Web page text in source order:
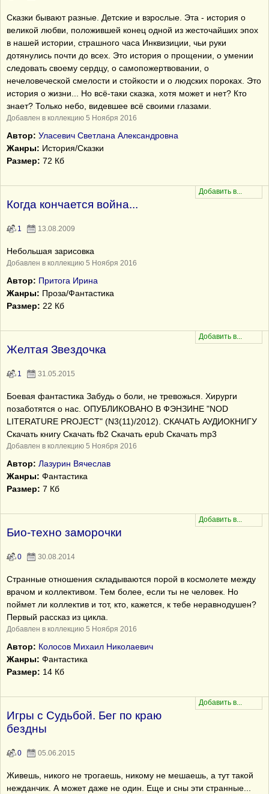
Сказки бывают разные. Детские и взрослые. Эта - история о
великой любви, положившей конец одной из жесточайших эпох
в нашей истории, страшного часа Инквизиции, чьи руки
дотянулись почти до всех. Это история о прощении, о умении
следовать своему сердцу, о самопожертвовании, о
нечеловеческой смелости и стойкости и о людских пороках. Это
история о жизни... Но всё-таки сказка, хотя может и нет? Кто
знает? Только небо, видевшее всё своими глазами.
Добавлен в коллекцию 5 Ноября 2016
Автор: Уласевич Светлана Александровна
Жанры: История/Сказки
Размер: 72 Кб
Когда кончается война...
1 13.08.2009
Небольшая зарисовка
Добавлен в коллекцию 5 Ноября 2016
Автор: Притога Ирина
Жанры: Проза/Фантастика
Размер: 22 Кб
Желтая Звездочка
1 31.05.2015
Боевая фантастика Забудь о боли, не тревожься. Хирурги
позаботятся о нас. ОПУБЛИКОВАНО В ФЭНЗИНЕ "NOD
LITERATURE PROJECT" (N3(11)/2012). СКАЧАТЬ АУДИОКНИГУ
Скачать книгу Скачать fb2 Скачать epub Скачать mp3
Добавлен в коллекцию 5 Ноября 2016
Автор: Лазурин Вячеслав
Жанры: Фантастика
Размер: 7 Кб
Био-техно заморочки
0 30.08.2014
Странные отношения складываются порой в космолете между
врачом и коллективом. Тем более, если ты не человек. Но
поймет ли коллектив и тот, кто, кажется, к тебе неравнодушен?
Первый рассказ из цикла.
Добавлен в коллекцию 5 Ноября 2016
Автор: Колосов Михаил Николаевич
Жанры: Фантастика
Размер: 14 Кб
Игры с Судьбой. Бег по краю
бездны
0 05.06.2015
Живешь, никого не трогаешь, никому не мешаешь, а тут такой
нежданчик. А может даже не один. Еще и сны эти странные...